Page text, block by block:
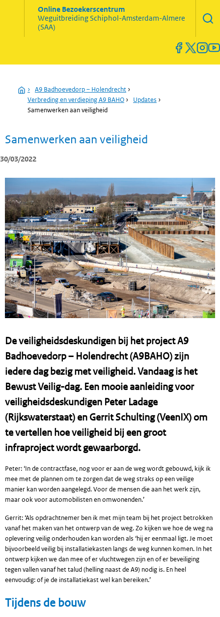
Online Bezoekerscentrum
WeguitbreidingSchiphol-Amsterdam-Almere
(SAA)
Home
› A9 Badhoevedorp – Holendrecht ›
Verbreding en verdieping A9 BAHO › Updates ›
Samenwerken aan veiligheid
Samenwerken aan veiligheid
30/03/2022
De veiligheidsdeskundigen bij het project A9
Badhoevedorp – Holendrecht (A9BAHO) zijn
iedere dag bezig met veiligheid. Vandaag is het
Bewust Veilig-dag. Een mooie aanleiding voor
veiligheidsdeskundigen Peter Ladage
(Rijkswaterstaat) en Gerrit Schulting (VeenIX) om
te vertellen hoe veiligheid bij een groot
infraproject wordt gewaarborgd.
Peter: ‘In de contractfase, nog voor er aan de weg wordt gebouwd, kijk ik
mee met de plannen om te zorgen dat de weg straks op een veilige
manier kan worden aangelegd. Voor de mensen die aan het werk zijn,
maar ook voor automobilisten en omwonenden.’
Gerrit: ‘Als opdrachtnemer ben ik met mijn team bij het project betrokken
vanaf het maken van het ontwerp van de weg. Zo kijken we hoe de weg na
oplevering veilig onderhouden kan worden als ‘hij er eenmaal ligt. Je moet
bijvoorbeeld veilig bij installatiekasten langs de weg kunnen komen. In het
ontwerp kijken we dan mee of er vluchtwegen zijn en of er beveiliging
tegen vallen vanaf het talud (helling naast de A9) nodig is. En heel
eenvoudig: of je de installatiekast wel kan bereiken.’
Tijdens de bouw